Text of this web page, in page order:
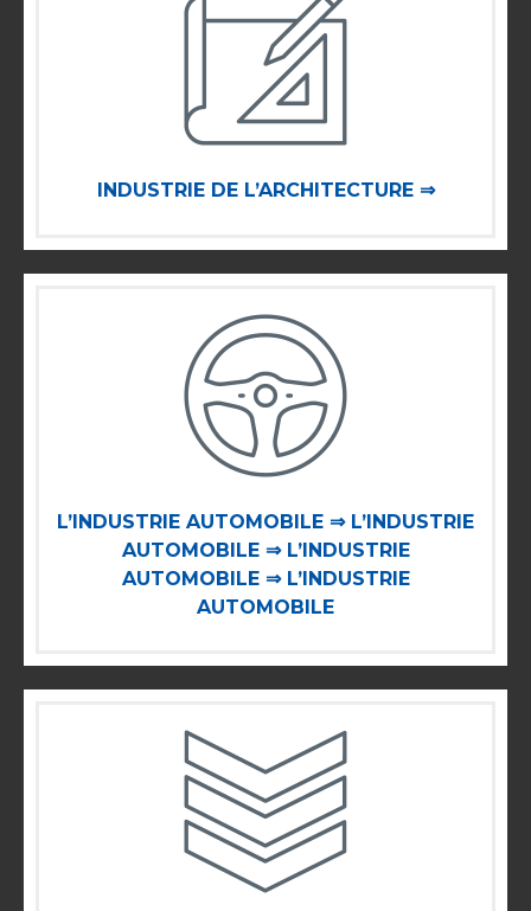
INDUSTRIE DE L’ARCHITECTURE ⇒
L’INDUSTRIE AUTOMOBILE ⇒ L’INDUSTRIE
AUTOMOBILE ⇒ L’INDUSTRIE
AUTOMOBILE ⇒ L’INDUSTRIE
AUTOMOBILE